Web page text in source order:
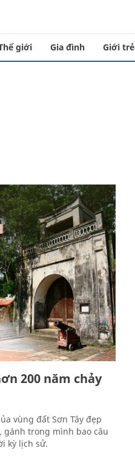
giới Gia đình Giới trẻ
200 năm chảy
vùng đất Sơn Tây đẹp
gánh trong mình bao câu
kỳ lịch sử.